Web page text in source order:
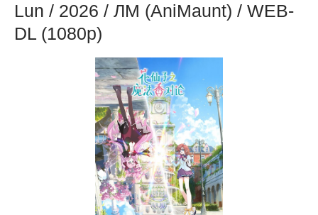
Lun / 2026 / ЛМ (AniMaunt) / WEB-
DL (1080p)